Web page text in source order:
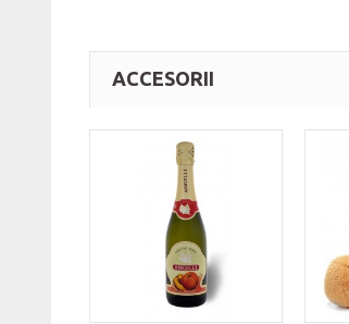
ACCESORII